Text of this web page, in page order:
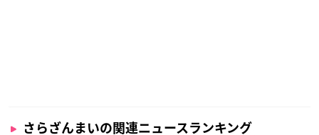
さらざんまいの関連ニュースランキング